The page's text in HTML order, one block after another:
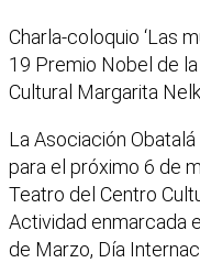
Charla-coloquio ‘Las
19 Premio Nobel de
Cultural Margarita
La Asociación
para el próximo 6 de
Teatro del Centro
Actividad enmarcada
de Marzo, Día